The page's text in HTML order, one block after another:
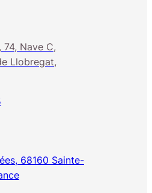
Nave C,
Llobregat,
68160 Sainte-